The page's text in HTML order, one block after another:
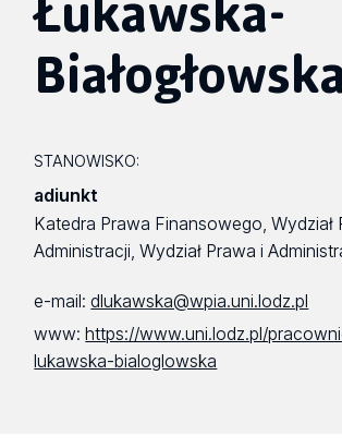
STANOWISKO:
adiunkt
Katedra Prawa Finansowego, Wydział
Administracji, Wydział Prawa i
e-mail:dlukawska@wpia.uni.lodz.pl
www:https://www.uni.lodz.pl/
lukawska-bialoglowska